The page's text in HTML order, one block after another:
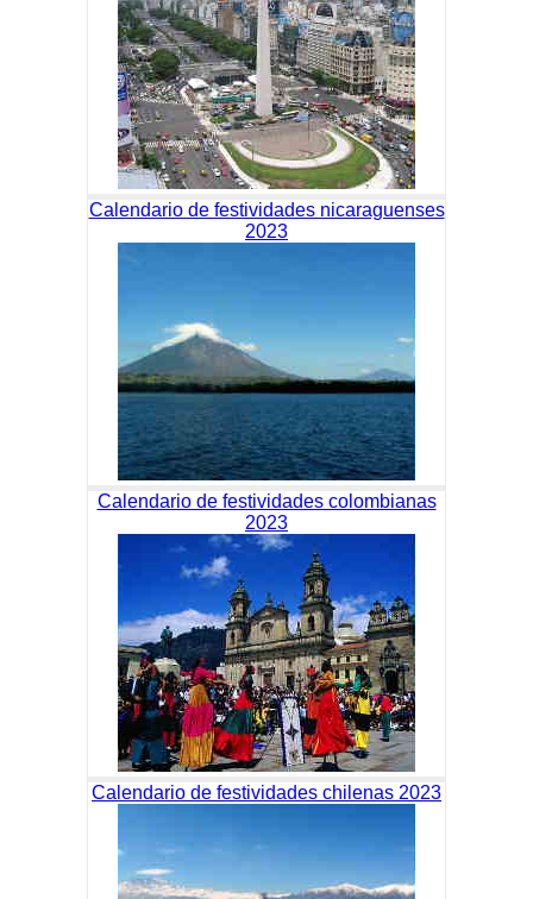
Calendario de festividades nicaraguenses
2023
Calendario de festividades colombianas
2023
Calendario de festividades chilenas 2023